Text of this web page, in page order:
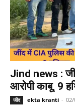
Jind news :
आरोपी काबू, 9
जींद ekta kranti - 02/